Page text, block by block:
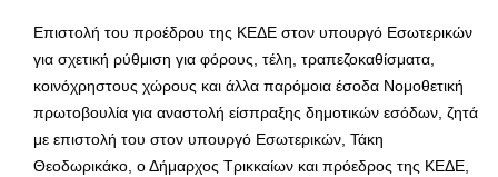
Επιστολή του προέδρου της ΚΕΔΕ στον υπουργό Εσωτερικών
για σχετική ρύθμιση για φόρους, τέλη, τραπεζοκαθίσματα,
κοινόχρηστους χώρους και άλλα παρόμοια έσοδα Νομοθετική
πρωτοβουλία για αναστολή είσπραξης δημοτικών εσόδων, ζητά
με επιστολή του στον υπουργό Εσωτερικών, Τάκη
Θεοδωρικάκο, ο Δήμαρχος Τρικκαίων και πρόεδρος της ΚΕΔΕ,